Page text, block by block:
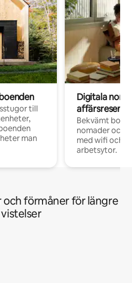
till
man
Digitala
Bekvämt
nomader och
med wifi och
arbetsytor.
förmåner för längre
vistelser